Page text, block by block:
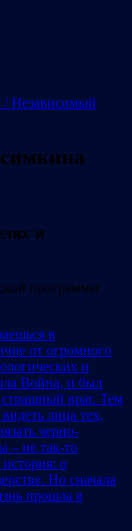
и
программы
в
от огромного
и
Война, и был
враг. Тем
лица тех,
черно-
– не так-то
история: о
Но сначала
прошла в